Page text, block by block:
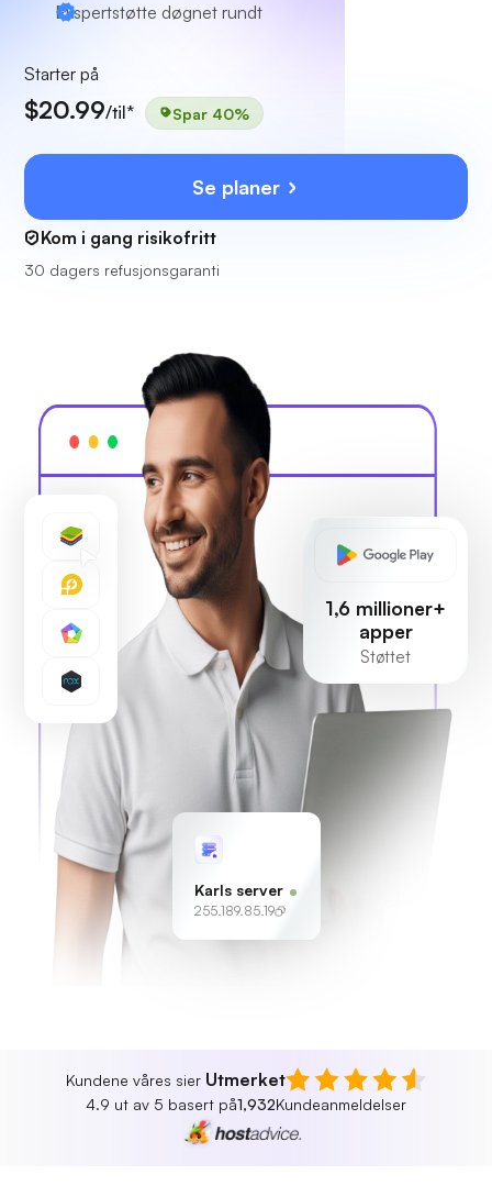
Ekspertstøtte døgnet rundt
Starter på
$20.99/til* Spar 40%
Se planer
Kom i gang risikofritt
30 dagers refusjonsgaranti
1,6 millioner+
apper
Støttet
Karls server
255.189.85.19
Kundene våres sier Utmerket
4.9 ut av 5 basert på1,932Kundeanmeldelser